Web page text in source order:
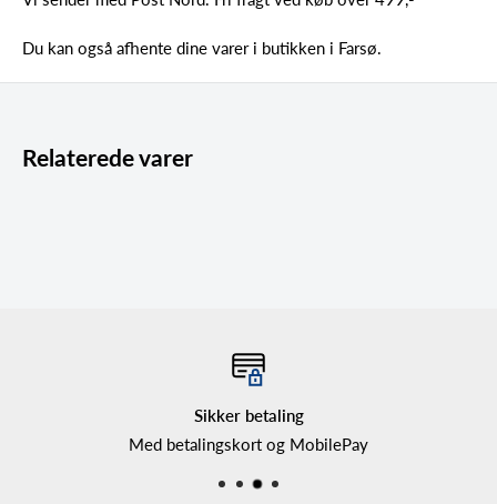
Du kan også afhente dine varer i butikken i Farsø.
Relaterede varer
Sikker betaling
Med betalingskort og MobilePay